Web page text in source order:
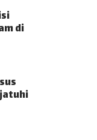
di